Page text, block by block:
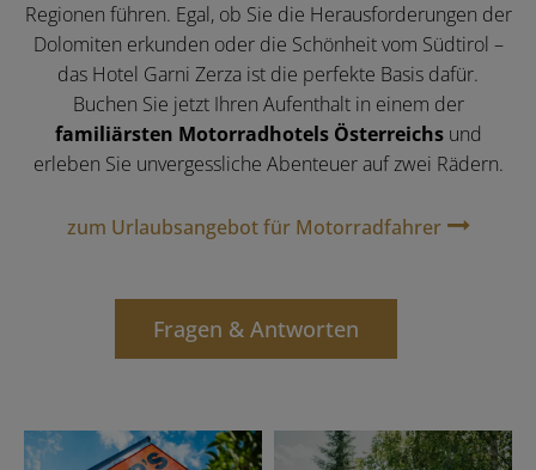
Regionen führen. Egal, ob Sie die Herausforderungen der
Dolomiten erkunden oder die Schönheit vom Südtirol –
das Hotel Garni Zerza ist die perfekte Basis dafür.
Buchen Sie jetzt Ihren Aufenthalt in einem der
familiärsten Motorradhotels Österreichsund
erleben Sie unvergessliche Abenteuer auf zwei Rädern.
zum Urlaubsangebot für Motorradfahrer
Fragen & Antworten